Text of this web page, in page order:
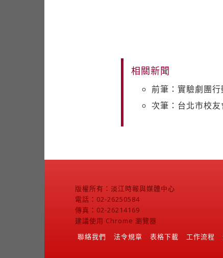
相關新聞
前筆：實驗劇團
次筆：台北市校
版權所有：淡江時報與媒體中心
電話：02-26250584
傳真：02-26214169
建議使用 Chrome 瀏覽器
聯絡我們
法令規章 表格下載 工作流程